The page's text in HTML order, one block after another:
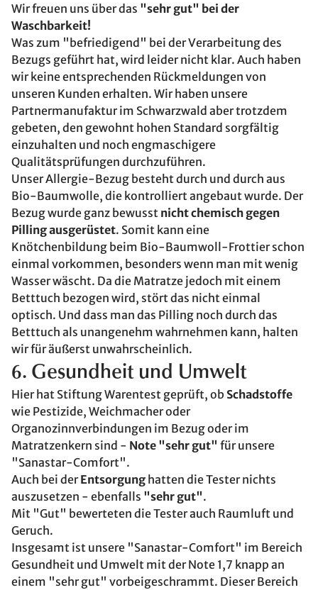
Wir freuen uns über das "sehr gut" bei der
Waschbarkeit!
Was zum "befriedigend" bei der Verarbeitung des
Bezugs geführt hat, wird leider nicht klar. Auch haben
wir keine entsprechenden Rückmeldungen von
unseren Kunden erhalten. Wir haben unsere
Partnermanufaktur im Schwarzwald aber trotzdem
gebeten, den gewohnt hohen Standard sorgfältig
einzuhalten und noch engmaschigere
Qualitätsprüfungen durchzuführen.
Unser Allergie-Bezug besteht durch und durch aus
Bio-Baumwolle, die kontrolliert angebaut wurde. Der
Bezug wurde ganz bewusst nicht chemisch gegen
Pilling ausgerüstet. Somit kann eine
Knötchenbildung beim Bio-Baumwoll-Frottier schon
einmal vorkommen, besonders wenn man mit wenig
Wasser wäscht. Da die Matratze jedoch mit einem
Betttuch bezogen wird, stört das nicht einmal
optisch. Und dass man das Pilling noch durch das
Betttuch als unangenehm wahrnehmen kann, halten
wir für äußerst unwahrscheinlich.
6. Gesundheit und Umwelt
Hier hat Stiftung Warentest geprüft, ob Schadstoffe
wie Pestizide, Weichmacher oder
Organozinnverbindungen im Bezug oder im
Matratzenkern sind - Note "sehr gut" für unsere
"Sanastar-Comfort".
Auch bei derEntsorgung hatten die Tester nichts
auszusetzen - ebenfalls "sehr gut".
Mit "Gut" bewerteten die Tester auch Raumluft und
Geruch.
Insgesamt ist unsere "Sanastar-Comfort" im Bereich
Gesundheit und Umwelt mit der Note 1,7 knapp an
einem "sehr gut" vorbeigeschrammt. Dieser Bereich